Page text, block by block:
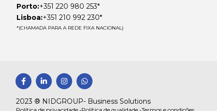
Porto:+351 220 980 253*
Lisboa:+351 210 992 230*
*(CHAMADA PARA A REDE FIXA NACIONAL)
F
a
c
e
b
L
i
n
k
e
I
n
s
t
a
W
h
a
2023 ® NIDGROUP- Business Solutions